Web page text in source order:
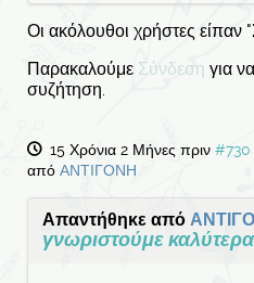
Οι ακόλουθοι χρήστες είπαν
Παρακαλούμε Σύνδεση για
συζήτηση.
15 Χρόνια 2 Μήνες πριν #730
από ΑΝΤΙΓΟΝΗ
Απαντήθηκε από
γνωριστούμε καλύτερα